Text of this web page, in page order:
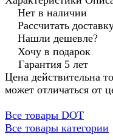
Нет в наличии
Рассчитать
Нашли дешевле?
Хочу в подарок
Гарантия 5 лет
Цена действительна
может отличаться от
Все товары DOT
Все товары категории